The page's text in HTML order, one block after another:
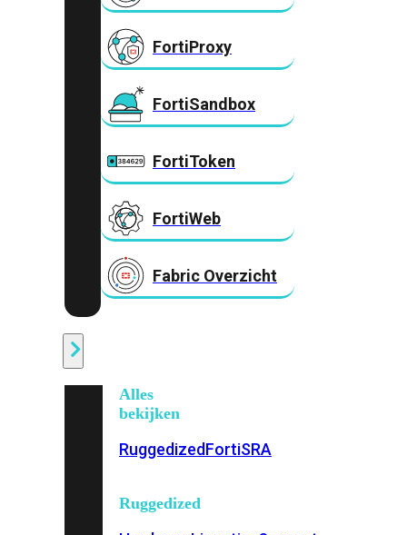
FortiProxy
FortiSandbox
FortiToken
FortiWeb
Fabric Overzicht
Alles
bekijken
RuggedizedFortiSRA
Ruggedized